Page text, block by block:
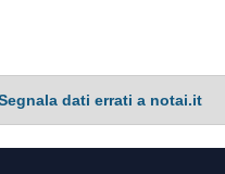
dati errati a notai.it